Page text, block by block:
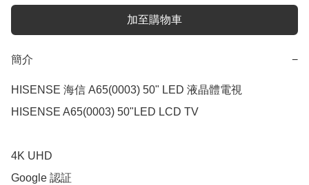
加至購物車
簡介 −
HISENSE 海信 A65(0003) 50" LED 液晶體電視
HISENSE A65(0003) 50"LED LCD TV
4K UHD
Google 認証